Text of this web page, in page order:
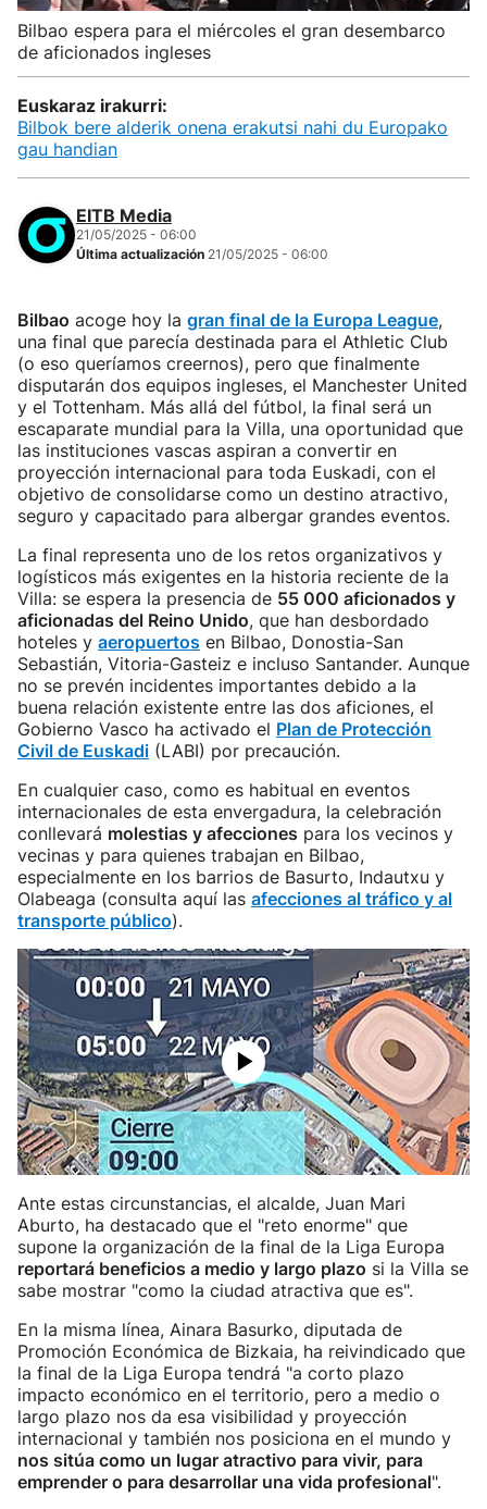
Bilbao espera para el miércoles el gran desembarco
de aficionados ingleses
Euskaraz irakurri:
Bilbok bere alderik onena erakutsi nahi du Europako
gau handian
EITB Media
21/05/2025 - 06:00
Última actualización 21/05/2025 - 06:00
Bilbao acoge hoy la gran final de la Europa League,
una final que parecía destinada para el Athletic Club
(o eso queríamos creernos), pero que finalmente
disputarán dos equipos ingleses, el Manchester United
y el Tottenham. Más allá del fútbol, la final será un
escaparate mundial para la Villa, una oportunidad que
las instituciones vascas aspiran a convertir en
proyección internacional para toda Euskadi, con el
objetivo de consolidarse como un destino atractivo,
seguro y capacitado para albergar grandes eventos.
La final representa uno de los retos organizativos y
logísticos más exigentes en la historia reciente de la
Villa: se espera la presencia de 55 000 aficionados y
aficionadas del Reino Unido, que han desbordado
hoteles y aeropuertos en Bilbao, Donostia-San
Sebastián, Vitoria-Gasteiz e incluso Santander. Aunque
no se prevén incidentes importantes debido a la
buena relación existente entre las dos aficiones, el
Gobierno Vasco ha activado el Plan de Protección
Civil de Euskadi (LABI) por precaución.
En cualquier caso, como es habitual en eventos
internacionales de esta envergadura, la celebración
conllevará molestias y afecciones para los vecinos y
vecinas y para quienes trabajan en Bilbao,
especialmente en los barrios de Basurto, Indautxu y
Olabeaga (consulta aquí las afecciones al tráfico y al
transporte público).
Ante estas circunstancias, el alcalde, Juan Mari
Aburto, ha destacado que el "reto enorme" que
supone la organización de la final de la Liga Europa
reportará beneficios a medio y largo plazo si la Villa se
sabe mostrar "como la ciudad atractiva que es".
En la misma línea, Ainara Basurko, diputada de
Promoción Económica de Bizkaia, ha reivindicado que
la final de la Liga Europa tendrá "a corto plazo
impacto económico en el territorio, pero a medio o
largo plazo nos da esa visibilidad y proyección
internacional y también nos posiciona en el mundo y
nos sitúa como un lugar atractivo para vivir, para
emprender o para desarrollar una vida profesional".